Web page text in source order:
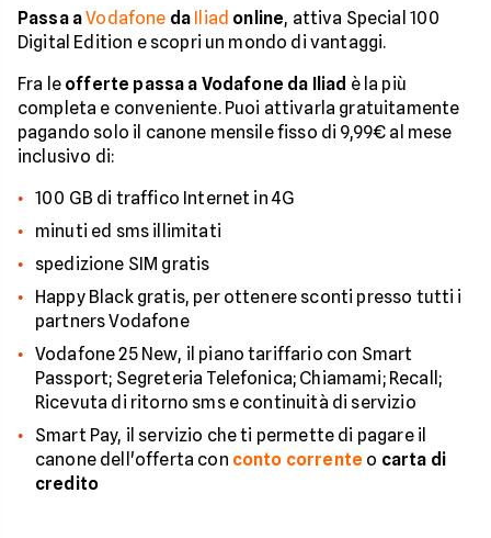
Passa aVodafone da Iliad online, attiva Special 100
Digital Edition e scopri un mondo di vantaggi.
Fra le offerte passa a Vodafone da Iliad è la più
completa e conveniente. Puoi attivarla gratuitamente
pagando solo il canone mensile fisso di 9,99€ al mese
inclusivo di:
100 GB di traffico Internet in 4G
minuti ed sms illimitati
spedizione SIM gratis
Happy Black gratis, per ottenere sconti presso tutti i
partners Vodafone
Vodafone 25 New, il piano tariffario con Smart
Passport; Segreteria Telefonica; Chiamami; Recall;
Ricevuta di ritorno sms e continuità di servizio
Smart Pay, il servizio che ti permette di pagare il
canone dell'offerta con conto corrente o carta di
credito